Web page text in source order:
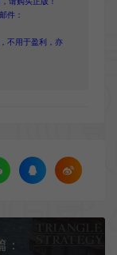
件：
不用于盈利，亦
：